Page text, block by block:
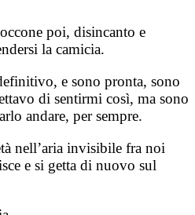
poi, disincanto e
la camicia.
e sono pronta, sono
di sentirmi così, ma sono
andare, per sempre.
nell’aria invisibile fra noi
e si getta di nuovo sul